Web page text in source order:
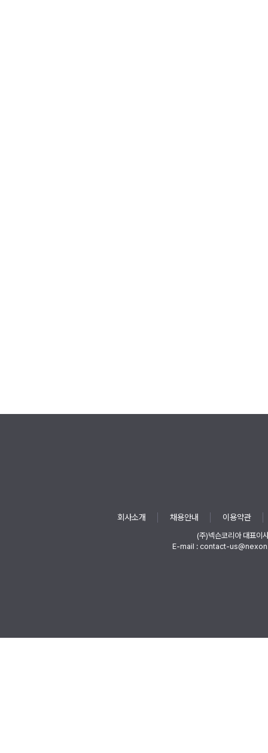
회사소개 채용안내 이용약관
(주)넥슨코리아 대표이
E-mail : contact-